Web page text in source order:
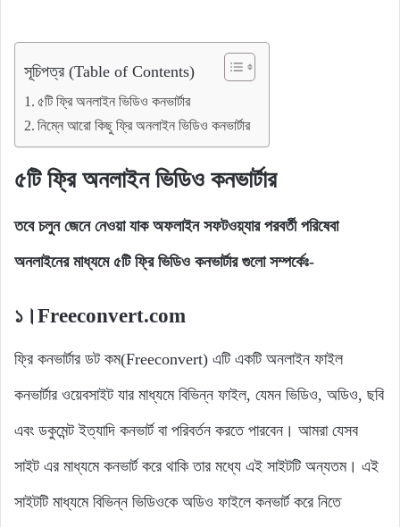
সূচিপত্র (Table of Contents)
৫টি ফ্রি অনলাইন ভিডিও কনভার্টার
নিম্নে আরো কিছু ফ্রি অনলাইন ভিডিও কনভার্টার
৫টি ফ্রি অনলাইন ভিডিও কনভার্টার
তবে চলুন জেনে নেওয়া যাক অফলাইন সফটওয়্যার পরবর্তী পরিষেবা
অনলাইনের মাধ্যমে ৫টি ফ্রি ভিডিও কনভার্টার গুলো সম্পর্কেঃ-
১।Freeconvert.com
ফ্রি কনভার্টার ডট কম(Freeconvert) এটি একটি অনলাইন ফাইল
কনভার্টার ওয়েবসাইট যার মাধ্যমে বিভিন্ন ফাইল, যেমন ভিডিও, অডিও, ছবি
এবং ডকুমেন্ট ইত্যাদি কনভার্ট বা পরিবর্তন করতে পারবেন। আমরা যেসব
সাইট এর মাধ্যমে কনভার্ট করে থাকি তার মধ্যে এই সাইটটি অন্যতম। এই
সাইটটি মাধ্যমে বিভিন্ন ভিডিওকে অডিও ফাইলে কনভার্ট করে নিতে